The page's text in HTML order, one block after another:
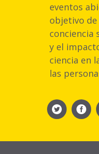
eventos
objetivo
conciencia
y el
ciencia en
las